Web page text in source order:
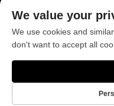
著作権 © 厦門フェニック
当社について
We value your
We use cookies and
don't want to accept all